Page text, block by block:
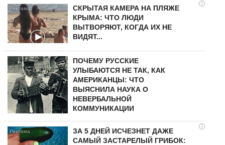
i
СКРЫТАЯ КАМЕРА НА ПЛЯЖЕ
КРЫМА: ЧТО ЛЮДИ
ВЫТВОРЯЮТ, КОГДА ИХ НЕ
ВИДЯТ...
ПОЧЕМУ РУССКИЕ
УЛЫБАЮТСЯ НЕ ТАК, КАК
АМЕРИКАНЦЫ: ЧТО
ВЫЯСНИЛА НАУКА О
НЕВЕРБАЛЬНОЙ
КОММУНИКАЦИИ
i
ЗА 5 ДНЕЙ ИСЧЕЗНЕТ ДАЖЕ
САМЫЙ ЗАСТАРЕЛЫЙ ГРИБОК: